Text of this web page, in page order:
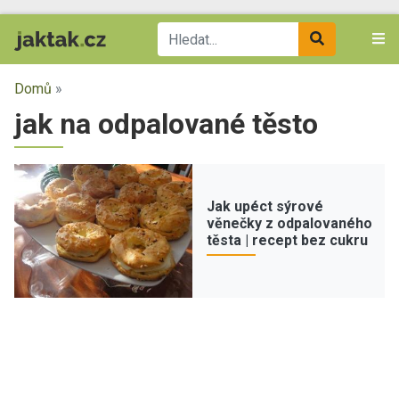
Domů »
jak na odpalované těsto
Jak upéct sýrové
věnečky z odpalovaného
těsta | recept bez cukru